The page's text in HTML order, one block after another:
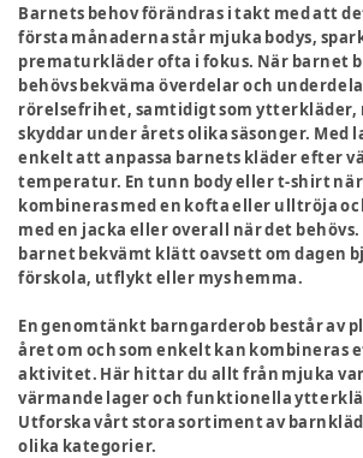
Barnets behov förändras i takt med att
första månaderna står mjuka bodys,
prematurkläder ofta i fokus. När barnet
behövs bekväma överdelar och
rörelsefrihet, samtidigt som ytterkläder,
skyddar under årets olika säsonger. Med
enkelt att anpassa barnets kläder efter
temperatur. En tunn body eller t-shirt
kombineras med en kofta eller ulltröja
med en jacka eller overall när det behövs.
barnet bekvämt klätt oavsett om dagen
förskola, utflykt eller mys hemma.
En genomtänkt barngarderob består av
året om och som enkelt kan kombineras
aktivitet. Här hittar du allt från mjuka
värmande lager och funktionella
Utforska vårt stora sortiment av
olika kategorier.